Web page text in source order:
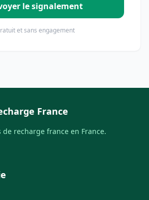
le signalement
et sans engagement
France
recharge france en France.